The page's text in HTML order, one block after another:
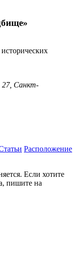
27, Санкт-
Расположение
Если хотите
пишите на